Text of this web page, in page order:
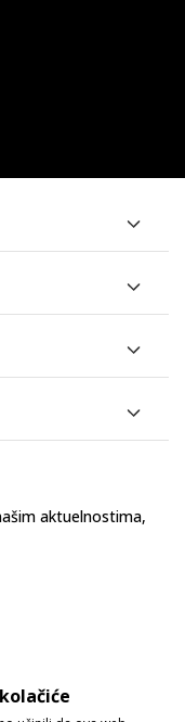
aktuelnostima,